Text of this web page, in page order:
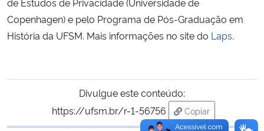
Copenhagen) e pelo Programa de Pós-Graduação em
História da UFSM. Mais informações no site do Laps.
Divulgue este conteúdo:
https://ufsm.br/r-1-56756
Copiar
para área de